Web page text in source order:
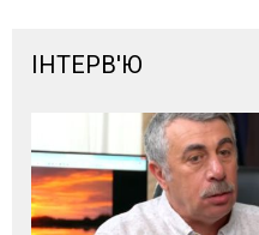
ІНТЕРВ'Ю